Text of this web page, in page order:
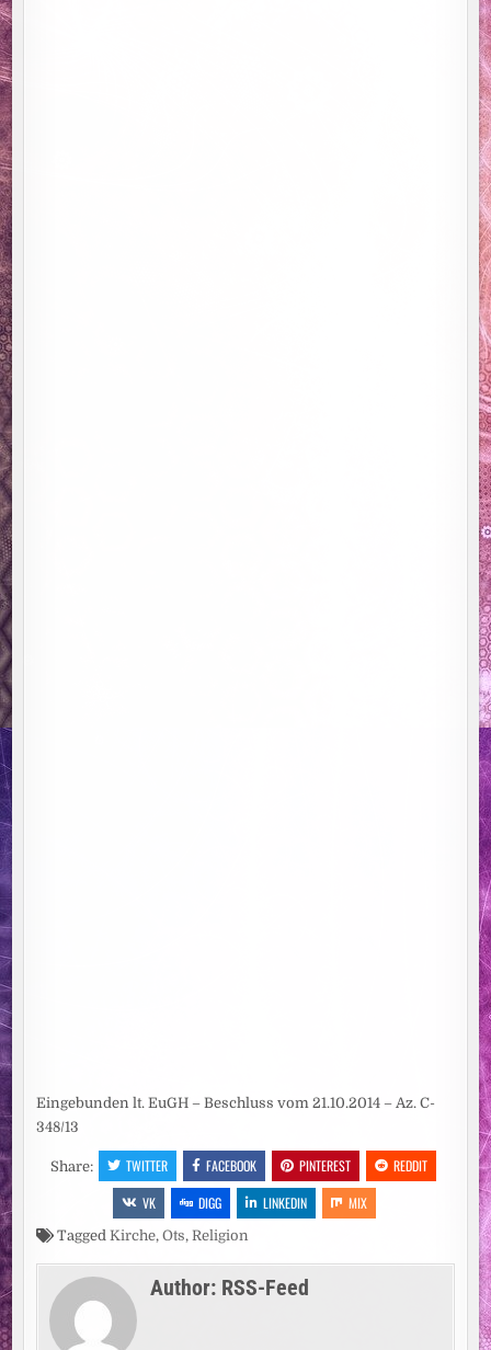
Eingebunden lt. EuGH – Beschluss vom 21.10.2014 – Az. C-
348/13
Share: TWITTER FACEBOOK PINTEREST
REDDIT
VK
DIGG LINKEDIN MIX
TaggedKirche,Ots, Religion
Author: RSS-Feed